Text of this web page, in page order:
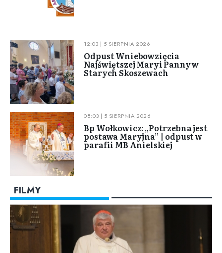
12:03 | 5 SIERPNIA 2026
Odpust Wniebowzięcia
Najświętszej Maryi Panny w
Starych Skoszewach
08:03 | 5 SIERPNIA 2026
Bp Wołkowicz: „Potrzebna jest
postawa Maryjna” | odpust w
parafii MB Anielskiej
FILMY